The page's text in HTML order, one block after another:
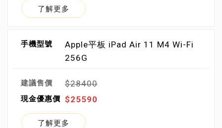
了解更多
Apple平板 iPad Air 11 M4 Wi-Fi
256G
$28400
$25590
了解更多